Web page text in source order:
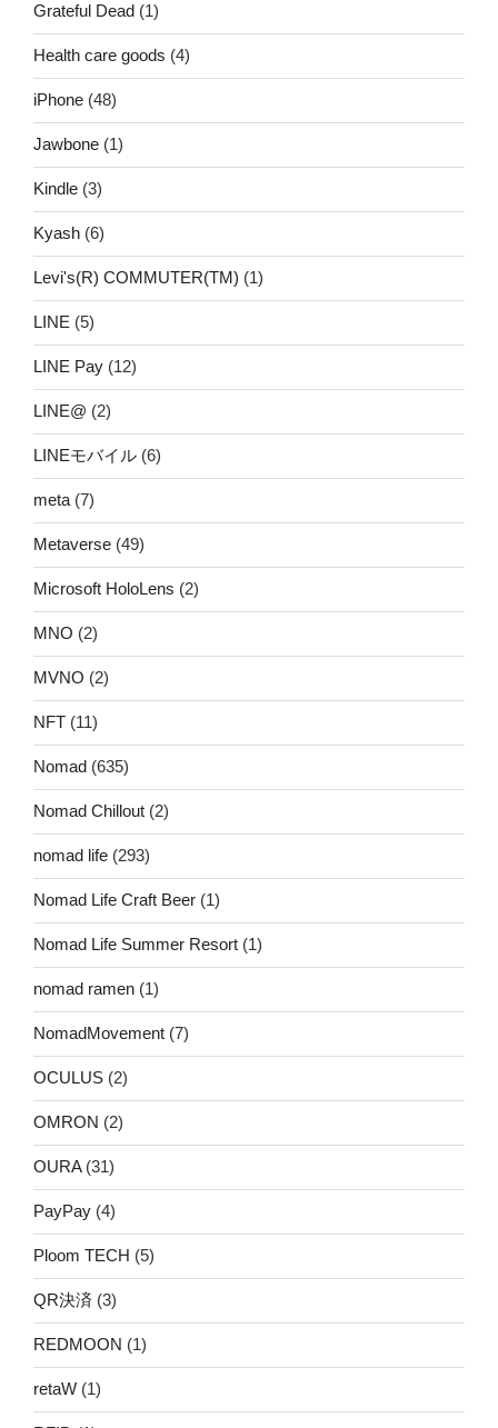
Grateful Dead (1)
Health care goods (4)
iPhone (48)
Jawbone (1)
Kindle (3)
Kyash (6)
Levi's(R) COMMUTER(TM) (1)
LINE (5)
LINE Pay (12)
LINE@ (2)
LINEモバイル (6)
meta (7)
Metaverse (49)
Microsoft HoloLens (2)
MNO (2)
MVNO (2)
NFT (11)
Nomad (635)
Nomad Chillout (2)
nomad life (293)
Nomad Life Craft Beer (1)
Nomad Life Summer Resort (1)
nomad ramen (1)
NomadMovement (7)
OCULUS (2)
OMRON (2)
OURA(31)
PayPay (4)
Ploom TECH (5)
QR決済 (3)
REDMOON (1)
retaW (1)